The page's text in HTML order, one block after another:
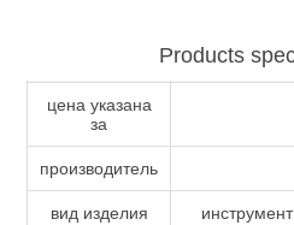
Products
цена указана
за
производитель
вид изделия